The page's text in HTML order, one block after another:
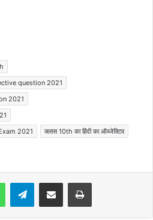
question 2021
2021
2021
क्लास 10th का हिंदी का ऑब्जेक्टिव
WhatsAppTelegramShare via Email Print